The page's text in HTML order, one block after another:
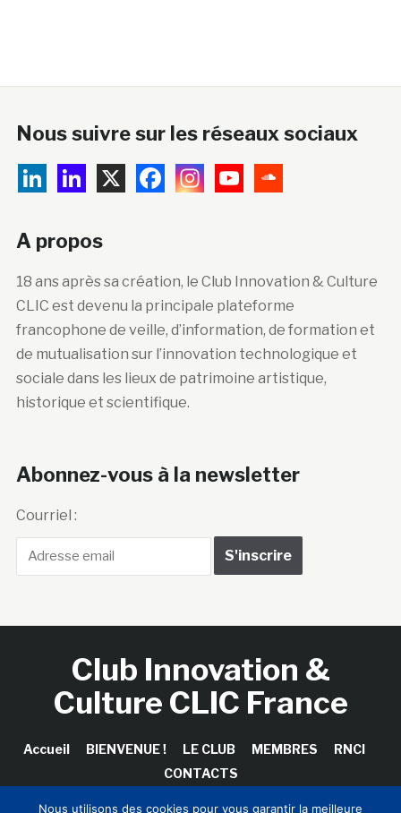
Nous suivre sur les réseaux sociaux
A propos
18 ans après sa création, le Club Innovation & Culture
CLIC est devenu la principale plateforme
francophone de veille, d’information, de formation et
de mutualisation sur l’innovation technologique et
sociale dans les lieux de patrimoine artistique,
historique et scientifique.
Abonnez-vous à la newsletter
Courriel :
Club Innovation &
Culture CLIC France
Accueil BIENVENUE ! LE CLUB MEMBRES
RNCI
CONTACTS
Nous utilisons des cookies pour vous garantir la meilleure